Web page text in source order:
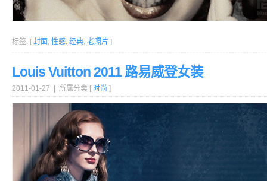
标签: [ 封面, 性感, 经典, 老照片 ]
Louis Vuitton 2011 路易威登女装
2011-01-27 | 所属分类 [ 时尚 ]